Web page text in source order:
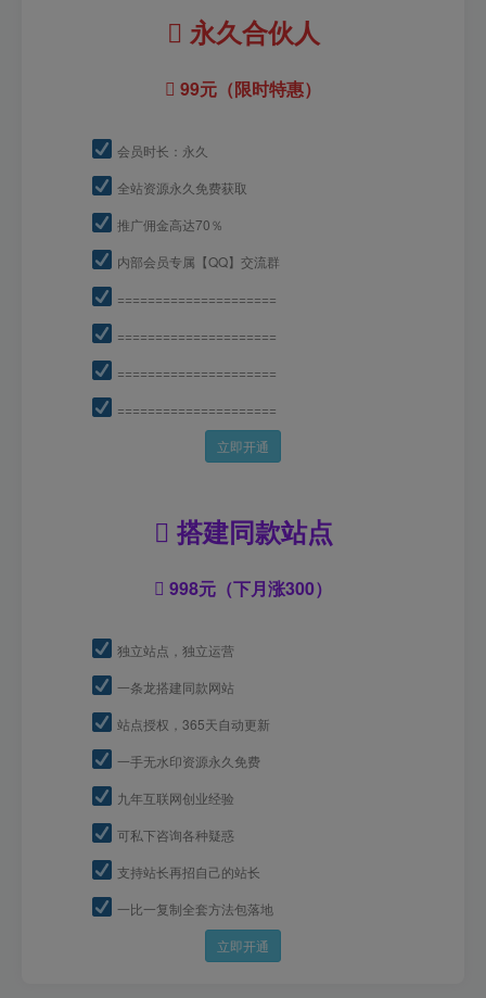
永久合伙人
99元（限时特惠）
会员时长：永久
全站资源永久免费获取
推广佣金高达70％
内部会员专属【QQ】交流群
=====================
=====================
=====================
=====================
立即开通
搭建同款站点
998元（下月涨300）
独立站点，独立运营
一条龙搭建同款网站
站点授权，365天自动更新
一手无水印资源永久免费
九年互联网创业经验
可私下咨询各种疑惑
支持站长再招自己的站长
一比一复制全套方法包落地
立即开通